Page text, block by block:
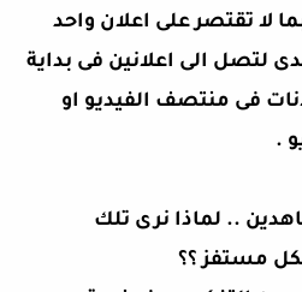
لا تقتصر على اعلان واحد
لتصل الى اعلانين فى بداية
فى منتصف الفيديو او
.
.. لماذا نرى تلك
مستفز ؟؟